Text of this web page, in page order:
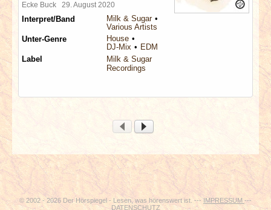
Ecke Buck 29. August 2020
Interpret/Band
Milk & Sugar
Various Artists
Unter-Genre
House
DJ-Mix
EDM
Label
Milk & Sugar
Recordings
© 2002 - 2026 Der Hörspiegel - Lesen, was hörenswert ist. ---IMPRESSUM ---
DATENSCHUTZ